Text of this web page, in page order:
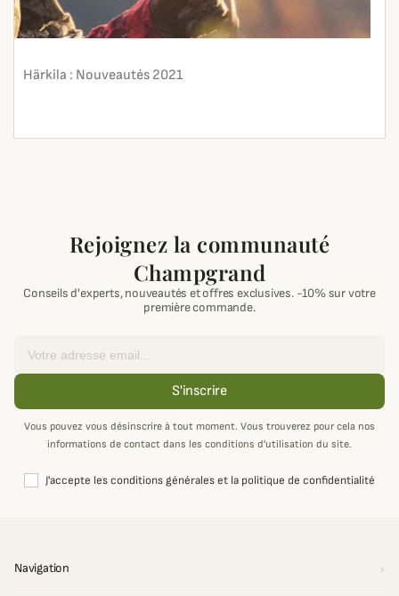
Härkila : Nouveautés 2021
Rejoignez la communauté
Champgrand
Conseils d'experts, nouveautés et offres exclusives. -10% sur votre
première commande.
S'inscrire
Vous pouvez vous désinscrire à tout moment. Vous trouverez pour cela nos
informations de contact dans les conditions d'utilisation du site.
J'accepte les conditions générales et la politique de confidentialité
Navigation